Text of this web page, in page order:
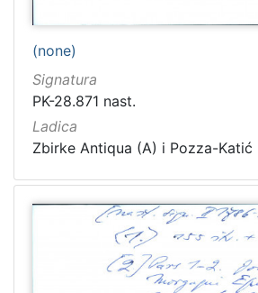
(none)
Signatura
PK-28.871 nast.
Ladica
Zbirke Antiqua (A) i Pozza-Katić